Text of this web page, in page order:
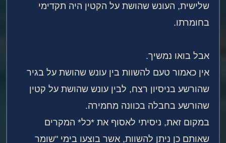
שלישית, העונש שהושת על הקטין היה תקדימי
בחומרתו.
אבל בואו נמשיך.
אין כאמור טעם להשוות בין עונש שהושת על בגיר
שהורשע בניסיון רצח, לבין עונש שהושת על קטין
שהורשע בחבלה בכוונה מחמירה.
במקום זאת, ניסיתי לאסוף את *כל* המקרים
שאותם כן ניתן להשוות, אשר בוצעו בימי "שומר